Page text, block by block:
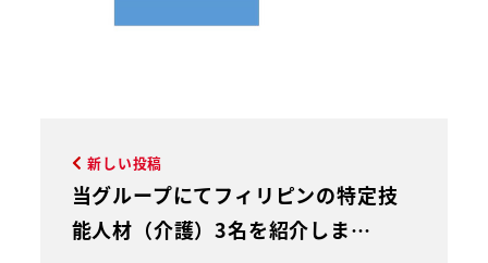
新しい投稿
当グループにてフィリピンの特定技
能人材（介護）3名を紹介しま…